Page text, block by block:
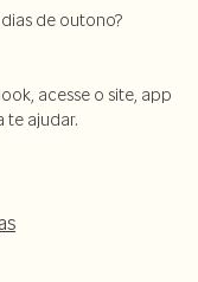
de outono?
acesse o site, app
te ajudar.